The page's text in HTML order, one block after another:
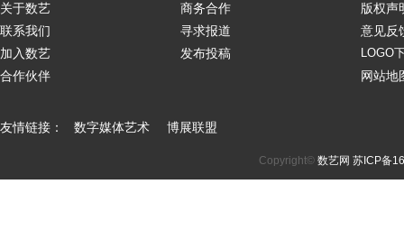
关于数艺
联系我们
加入数艺
合作伙伴
商务合作
寻求报道
发布投稿
版权声
意见反
LOGO
网站地
友情链接： 数字媒体艺术 博展联盟
Copyright© 数艺网 苏ICP备